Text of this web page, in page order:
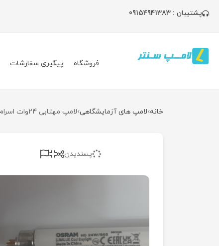
پشتیبان : 09154941383
فروشگاه پیگیری سفارشات
خانه لامپ های آزمایشگاهی لامپ مهتابی 24وات اسرام T5
پسندیدن